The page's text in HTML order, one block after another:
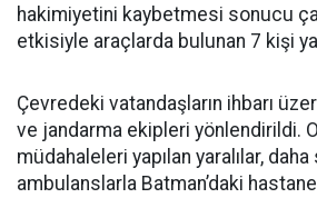
hakimiyetini kaybetmesi sonucu
etkisiyle araçlarda bulunan 7 kişi
Çevredeki vatandaşların ihbarı
ve jandarma ekipleri yönlendirildi.
müdahaleleri yapılan yaralılar,
ambulanslarla Batman’daki